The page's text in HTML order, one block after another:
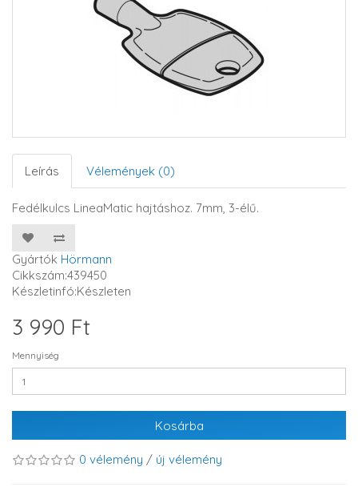
Leírás Vélemények (0)
Fedélkulcs LineaMatic hajtáshoz. 7mm, 3-élű.
Gyártók Hörmann
Cikkszám:439450
Készletinfó:Készleten
3 990 Ft
Mennyiség
Kosárba
0 vélemény / új vélemény